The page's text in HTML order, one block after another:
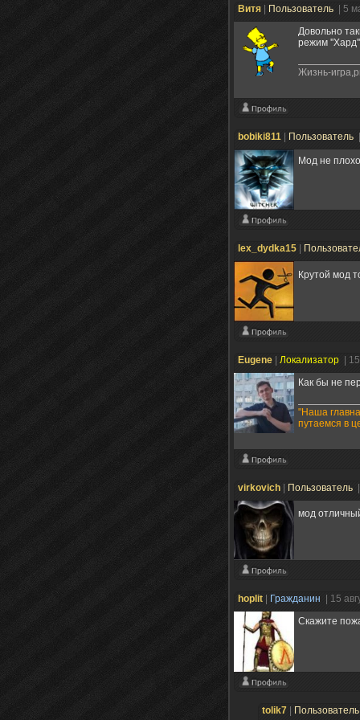
Витя Пользователь
| 5
Довольно
режим ''Хард''
Жизнь-
bobiki811 Пользователь
Мод не
lex_dydka15
Крутой мод
Eugene Локализатор
|
Как бы не
"Наша
путаемся в
virkovich Пользователь
мод
hoplit Гражданин
| 15
Скажите
tolik7